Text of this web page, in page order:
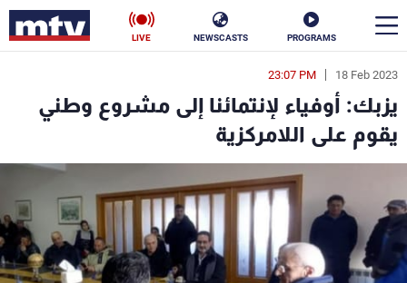
PROGRAMS
NEWSCASTS
LIVE
18 Feb 2023
23:07 PM
يزبك: أوفياء لإنتمائنا إلى مشروع وطني
يقوم على اللامركزية
en
الأخبار
سياسة ناس
إقتصاد فن
منوعات رياضة